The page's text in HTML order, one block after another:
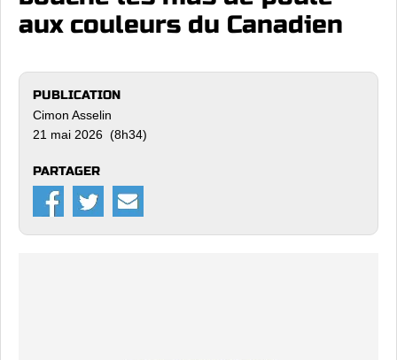
aux couleurs du Canadien
PUBLICATION
Cimon Asselin
21 mai 2026 (8h34)
PARTAGER